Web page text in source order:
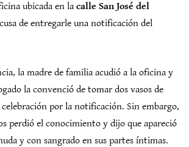
ubicada en la calle San José del
de entregarle una notificación del
la madre de familia acudió a la oficina y
la convenció de tomar dos vasos de
por la notificación. Sin embargo,
perdió el conocimiento y dijo que apareció
y con sangrado en sus partes íntimas.